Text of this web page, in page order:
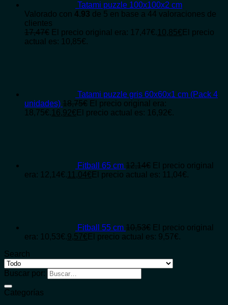
Tatami puzzle 100x100x2 cm
Valorado con 4.93 de 5 en base a 44 valoraciones de
clientes
17,47€ El precio original era: 17,47€.10,85€ El precio
actual es: 10,85€.
Tatami puzzle gris 60x60x1 cm (Pack 4
unidades) 18,75€ El precio original era:
18,75€.16,92€ El precio actual es: 16,92€.
Fitball 65 cm 12,14€ El precio original
era: 12,14€.11,04€ El precio actual es: 11,04€.
Fitball 55 cm 10,53€ El precio original
era: 10,53€.9,57€ El precio actual es: 9,57€.
Search
Buscar por:
Categorías